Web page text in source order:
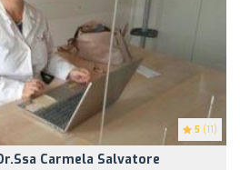
5 (11)
Carmela Salvatore